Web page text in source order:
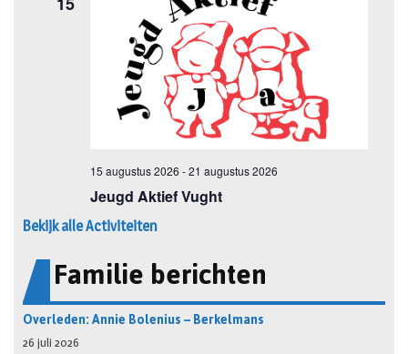
Bekijk alle Activiteiten
Familie berichten
Overleden: Annie Bolenius – Berkelmans
26 juli 2026